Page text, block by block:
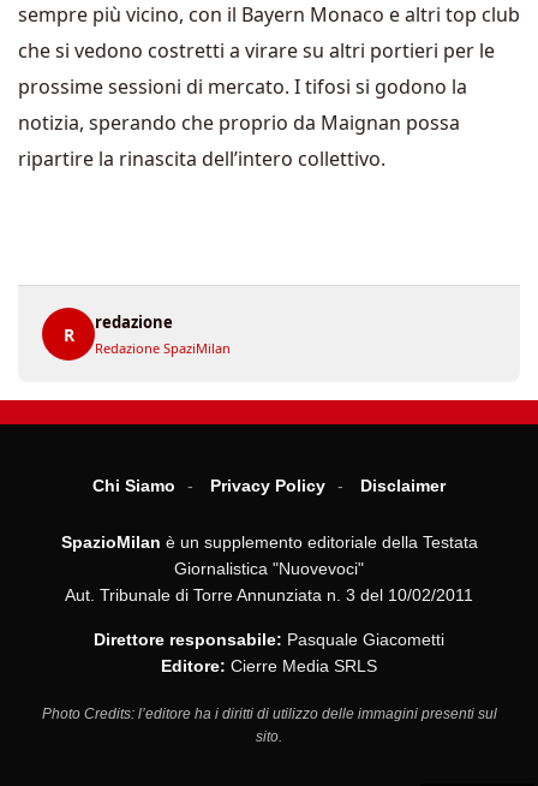
sempre più vicino, con il Bayern Monaco e altri top club
che si vedono costretti a virare su altri portieri per le
prossime sessioni di mercato. I tifosi si godono la
notizia, sperando che proprio da Maignan possa
ripartire la rinascita dell’intero collettivo.
R
redazione
Redazione SpaziMilan
Chi Siamo Privacy Policy Disclaimer
SpazioMilan è un supplemento editoriale della Testata
Giornalistica "Nuovevoci"
Aut. Tribunale di Torre Annunziata n. 3 del 10/02/2011
Direttore responsabile: Pasquale Giacometti
Editore: Cierre Media SRLS
Photo Credits: l’editore ha i diritti di utilizzo delle immagini presenti sul
sito.